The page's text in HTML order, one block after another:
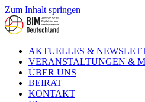
Zum Inhalt springen
AKTUELLES &
VERANSTALTUNGEN &
ÜBER UNS
BEIRAT
KONTAKT